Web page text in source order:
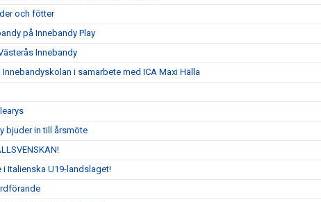
och fötter
på Innebandy Play
Innebandy
i samarbete med ICA Maxi Hälla
bjuder in till årsmöte
i Italienska U19-landslaget!